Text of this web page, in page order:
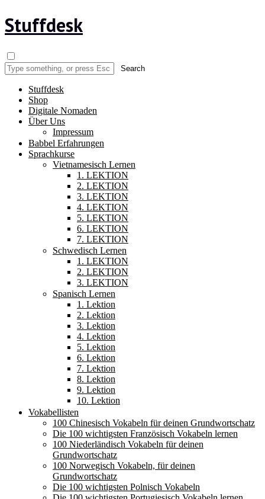
Stuffdesk
Stuffdesk
Shop
Digitale Nomaden
Über Uns
Impressum
Babbel Erfahrungen
Sprachkurse
Vietnamesisch Lernen
1. LEKTION
2. LEKTION
3. LEKTION
4. LEKTION
5. LEKTION
6. LEKTION
7. LEKTION
Schwedisch Lernen
1. LEKTION
2. LEKTION
3. LEKTION
Spanisch Lernen
1. Lektion
2. Lektion
3. Lektion
4. Lektion
5. Lektion
6. Lektion
7. Lektion
8. Lektion
9. Lektion
10. Lektion
Vokabellisten
100 Chinesisch Vokabeln für deinen Grundwortschatz
Die 100 wichtigsten Französisch Vokabeln lernen
100 Niederländisch Vokabeln für deinen
Grundwortschatz
100 Norwegisch Vokabeln, für deinen
Grundwortschatz
Die 100 wichtigsten Polnisch Vokabeln